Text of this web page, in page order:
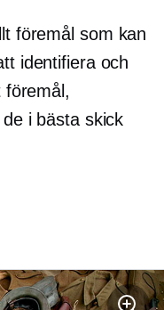
föremål som kan
identifiera och
i bästa skick